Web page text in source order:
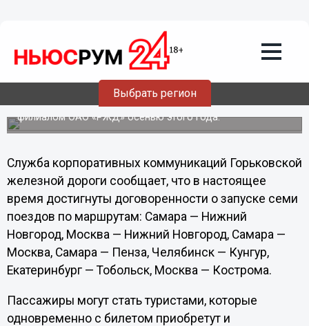
Выбрать регион
Нижний Новгород включен в проект
железнодорожного туризма
Движение туристических поездов между Нижним
Новгородом, Москвой и Самарой будет организовано
филиалом ОАО «РЖД» осенью этого года.
Служба корпоративных коммуникаций Горьковской
железной дороги сообщает, что в настоящее
время достигнуты договоренности о запуске семи
поездов по маршрутам: Самара — Нижний
Новгород, Москва — Нижний Новгород, Самара —
Москва, Самара — Пенза, Челябинск — Кунгур,
Екатеринбург — Тобольск, Москва — Кострома.
Пассажиры могут стать туристами, которые
одновременно с билетом приобретут и